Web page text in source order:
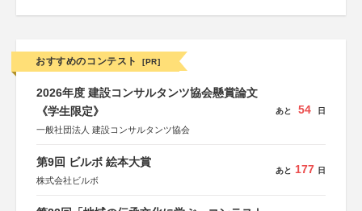
おすすめのコンテスト [PR]
2026年度 建設コンサルタンツ協会懸賞論文
《学生限定》
一般社団法人 建設コンサルタンツ協会
あと 54 日
第9回 ビルボ 絵本大賞
株式会社ビルボ
あと 177 日